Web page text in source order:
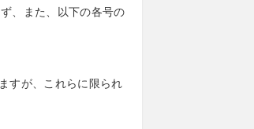
、また、以下の各号の
すが、これらに限られ